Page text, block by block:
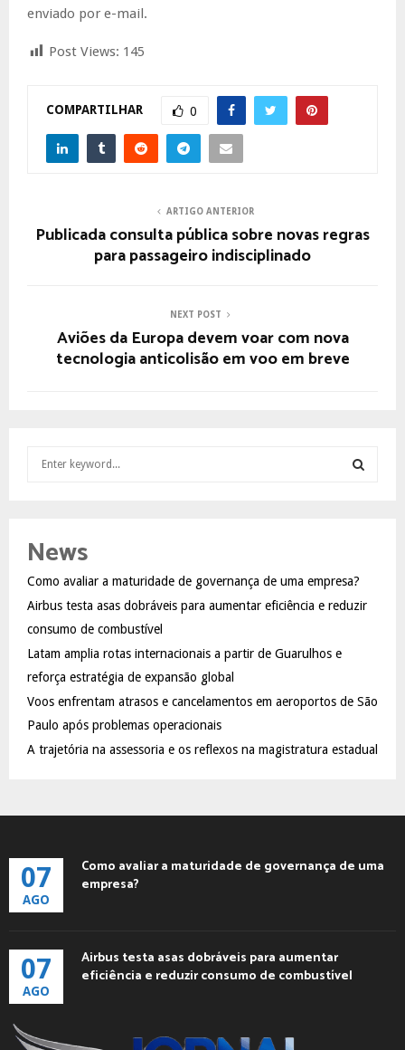
enviado por e-mail.
Post Views: 145
COMPARTILHAR 0
ARTIGO ANTERIOR
Publicada consulta pública sobre novas regras
para passageiro indisciplinado
NEXT POST
Aviões da Europa devem voar com nova
tecnologia anticolisão em voo em breve
h
o
r
:
R
News
Como avaliar a maturidade de governança de uma empresa?
Airbus testa asas dobráveis para aumentar eficiência e reduzir
consumo de combustível
Latam amplia rotas internacionais a partir de Guarulhos e
reforça estratégia de expansão global
Voos enfrentam atrasos e cancelamentos em aeroportos de São
Paulo após problemas operacionais
A trajetória na assessoria e os reflexos na magistratura estadual
07
AGO
Como avaliar a maturidade de governança de uma
empresa?
07
AGO
Airbus testa asas dobráveis para aumentar
eficiência e reduzir consumo de combustível